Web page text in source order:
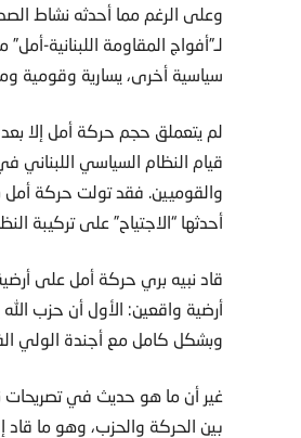
لـ”أفواج المقاومة اللبنانية-
سياسية أخرى، يسارية وقومية
قيام النظام السياسي اللبناني
والقوميين. فقد تولت حركة أمل
أحدثها “الاجتياح” على تركيبة
قاد نبيه بري حركة أمل على
أرضية واقعين: الأول أن حزب الله
وبشكل كامل مع أجندة الولي
غير أن ما هو حديث في تصريحات
بين الحركة والحزب، وهو ما قاد